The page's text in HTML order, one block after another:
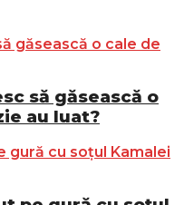
să găsească o
au luat?